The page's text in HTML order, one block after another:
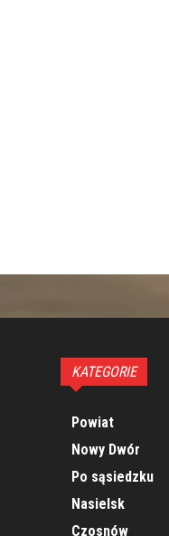
KATEGORIE
Powiat
Nowy Dwór
Po sąsiedzku
Nasielsk
Czosnów